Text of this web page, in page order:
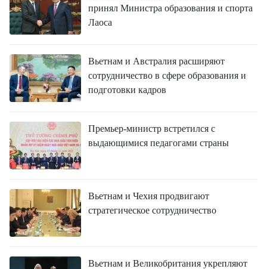
принял Министра образования и спорта
Лаоса
Вьетнам и Австралия расширяют
сотрудничество в сфере образования и
подготовки кадров
Премьер-министр встретился с
выдающимися педагогами страны
Вьетнам и Чехия продвигают
стратегическое сотрудничество
Вьетнам и Великобритания укрепляют